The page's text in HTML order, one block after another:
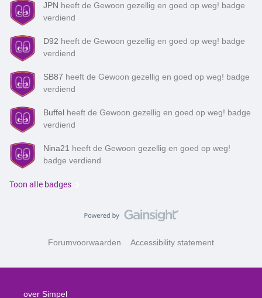
JPN heeft de Gewoon gezellig en goed op weg! badge
verdiend
D92 heeft de Gewoon gezellig en goed op weg! badge
verdiend
SB87 heeft de Gewoon gezellig en goed op weg! badge
verdiend
Buffel heeft de Gewoon gezellig en goed op weg! badge
verdiend
Nina21 heeft de Gewoon gezellig en goed op weg!
badge verdiend
Toon alle badges
Forumvoorwaarden Accessibility statement
over Simpel